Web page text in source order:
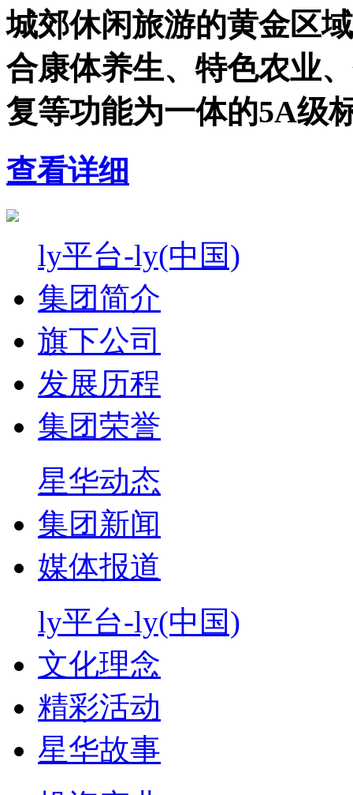
城郊休闲旅游的黄金区
合康体养生、特色农业
复等功能为一体的5A级
查看详细
ly平台-ly(中国)
集团简介
旗下公司
发展历程
集团荣誉
星华动态
集团新闻
媒体报道
ly平台-ly(中国)
文化理念
精彩活动
星华故事